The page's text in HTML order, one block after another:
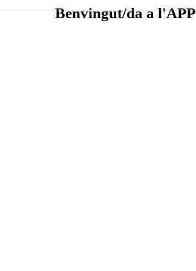
Benvingut/da a l'APP